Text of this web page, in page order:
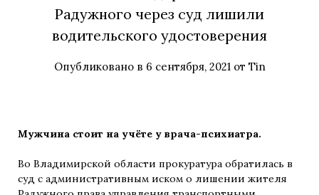
Радужного через суд лишили
водительского удостоверения
Опубликовано в 6 сентября, 2021 от Tin
Мужчина стоит на учёте у врача-психиатра.
Во Владимирской области прокуратура обратилась в
суд с административным иском о лишении жителя